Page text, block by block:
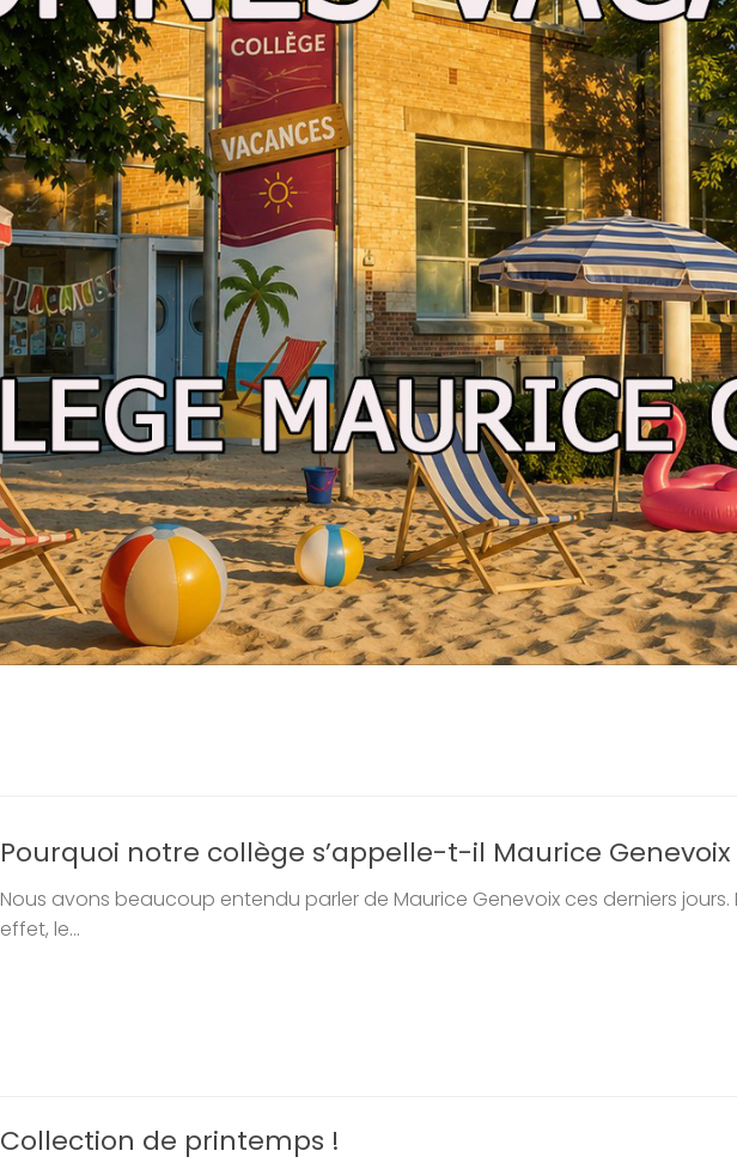
Pourquoi notre collège s’appelle-t-il Maurice Genevoix
Nous avons beaucoup entendu parler de Maurice Genevoix ces derniers jours.
effet, le...
Collection de printemps !